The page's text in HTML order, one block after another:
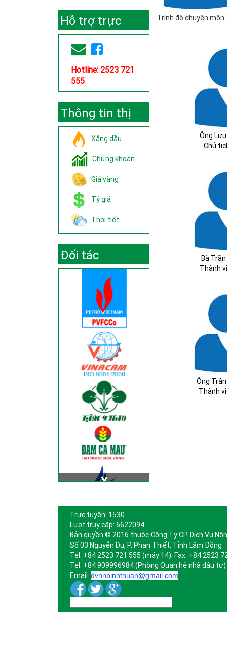
Hỗ trợ trực
tuyến
Hotline: 2523 721
555
Thông tin thị
trườngXăng dầu
Chứng khoán
Giá vàng
Tỷ giá
Thời tiết
Đối tác
Trình độ chuyên
Ông
Chủ
Bà
Thành
Ông
Thành
Trực tuyến: 1530
Lượt truy cập: 6622094
Bản quyền © 2016 thuộc Công Ty CP Dịch Vụ
Số 03 Nguyễn Du, P. Phan Thiết, Tỉnh Lâm Đồng
Tel: +84 2523 721 555 (máy 14); Fax: +84 2523
Tel: +84 909996984 (Phòng Quan hệ nhà đầu tư)
Email: dvnnbinhthuan@gmail.com